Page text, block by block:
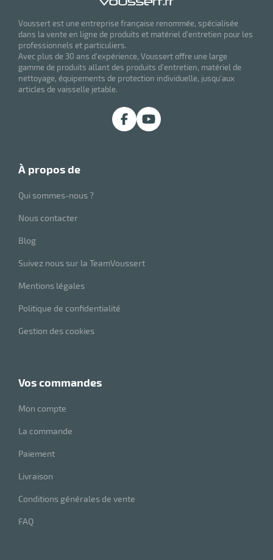
Voussert est une entreprise française renommée, spécialisée
dans la vente en ligne de produits et matériel d'entretien pour les
professionnels et particuliers.
Avec plus de 30 ans d'expérience, Voussert offre une large
gamme de produits allant des produits d'entretien, matériel de
nettoyage, équipements de protection individuelle, jusqu'aux
articles de vaisselle jetable.
à propos de
Qui sommes-nous ?
Nous contacter
Blog
Suivez nous sur la TeamVoussert
Mentions légales
Politique de confidentialité
Gestion des cookies
vos commandes
Mon compte
La commande
Paiement
Livraison
Conditions générales de vente
FAQ